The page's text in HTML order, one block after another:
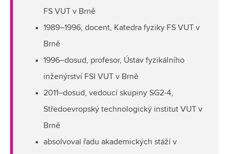
FS VUT v Brně
1989–1996, docent, Katedra fyziky FS VUT v
Brně
1996–dosud, profesor, Ústav fyzikálního
inženýrství FSI VUT v Brně
2011–dosud, vedoucí skupiny SG2-4,
Středoevropský technologický institut VUT v
Brně
absolvoval řadu akademických stáží v